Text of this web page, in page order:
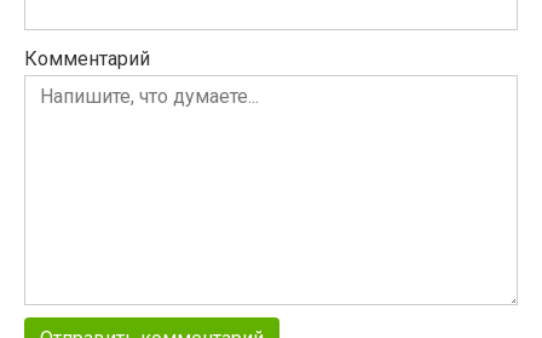
Комментарий